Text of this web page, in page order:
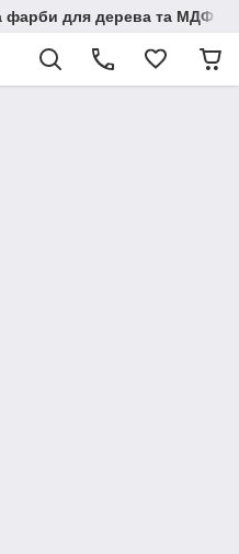
фарби для дерева та МДФ